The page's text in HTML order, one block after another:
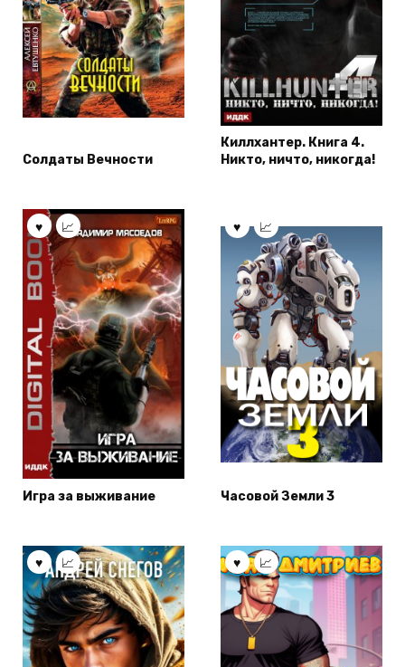
Солдаты Вечности
Киллхантер. Книга 4.
Никто, ничто, никогда!
Игра за выживание Часовой Земли 3